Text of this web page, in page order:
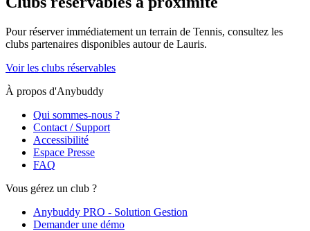
Pour réserver immédiatement un terrain de Tennis, consultez les
clubs partenaires disponibles autour de Lauris.
Voir les clubs réservables
À propos d'Anybuddy
Qui sommes-nous ?
Contact / Support
Accessibilité
Espace Presse
FAQ
Vous gérez un club ?
Anybuddy PRO - Solution Gestion
Demander une démo